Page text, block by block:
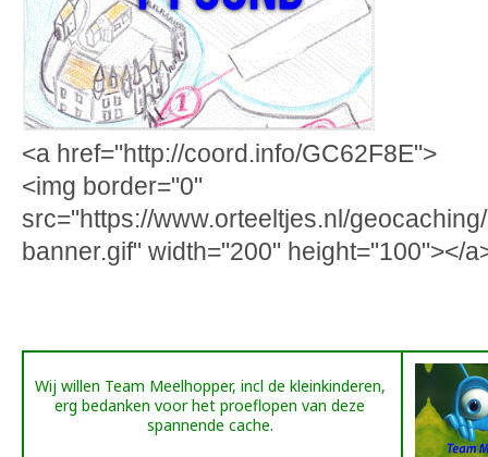
<a href="http://coord.info/GC62F8E">
<img border="0"
src="https://www.orteeltjes.nl/
banner.gif" width="200" height="100"></
Wij willen Team Meelhopper, incl de kleinkinderen,
erg bedanken voor het proeflopen van deze
spannende cache.